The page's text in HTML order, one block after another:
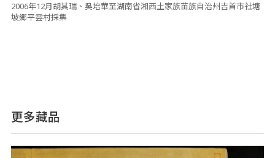
2006年12月胡其瑞、吳培華至湖南省湘西土家族苗族自治州吉首市社塘
坡鄉平雲村採集
更多藏品